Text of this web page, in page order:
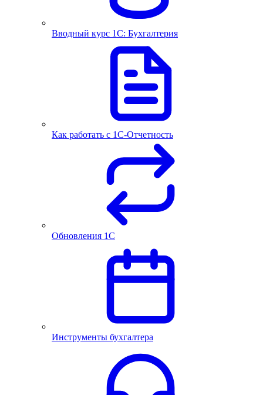
Вводный курс 1С: Бухгалтерия
Как работать с 1С‑Отчетность
Обновления 1С
Инструменты бухгалтера